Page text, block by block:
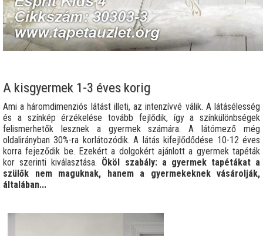
A kisgyermek 1-3 éves korig
Ami a háromdimenziós látást illeti, az intenzívvé válik. A látásélesség
és a színkép érzékelése tovább fejlődik, így a színkülönbségek
felismerhetők lesznek a gyermek számára. A látómező még
oldalirányban 30%-ra korlátozódik. A látás kifejlődődése 10-12 éves
korra fejeződik be. Ezekért a dolgokért ajánlott a gyermek tapéták
kor szerinti kiválasztása. Ököl szabály: a gyermek tapétákat a
szülők nem maguknak, hanem a
gyermekeknek vásárolják,
általában...